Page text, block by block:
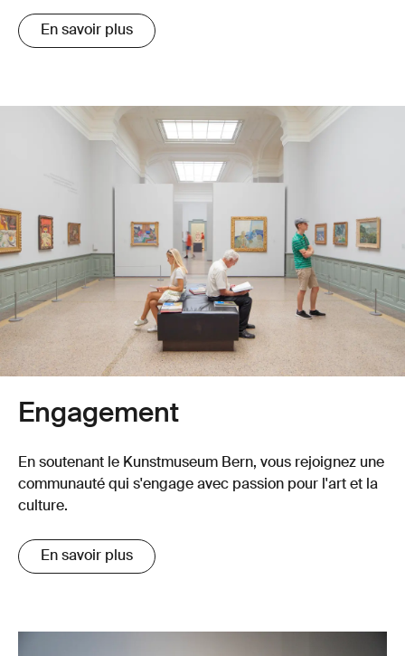
En savoir plus
Engagement
En soutenant le Kunstmuseum Bern, vous rejoignez une
communauté qui s'engage avec passion pour l'art et la
culture.
En savoir plus